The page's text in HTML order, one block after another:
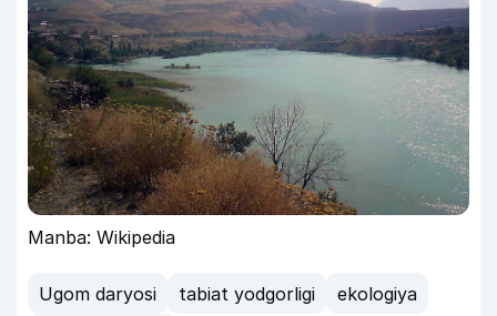
Manba: Wikipedia
Ugom daryosi tabiat yodgorligi
ekologiya